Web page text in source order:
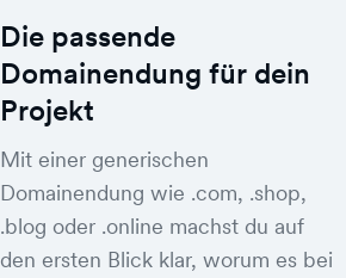
Die passende
Domainendung für dein
Projekt
Mit einer generischen
Domainendung wie .com, .shop,
.blog oder .online machst du auf
den ersten Blick klar, worum es bei